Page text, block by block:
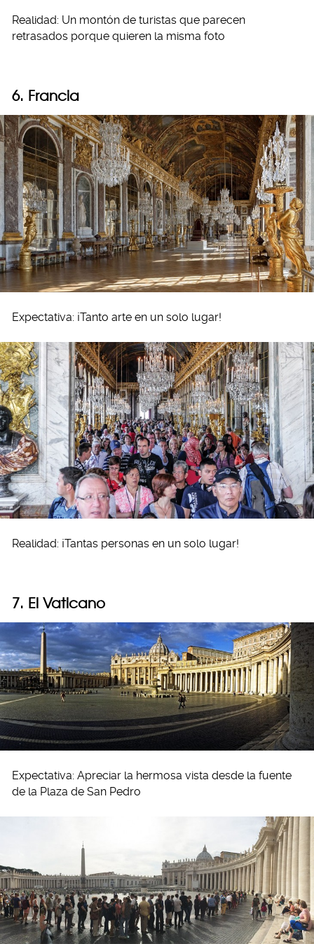
Realidad: Un montón de turistas que parecen
retrasados porque quieren la misma foto
6. Francia
Expectativa: ¡Tanto arte en un solo lugar!
Realidad: ¡Tantas personas en un solo lugar!
7. El Vaticano
Expectativa: Apreciar la hermosa vista desde la fuente
de la Plaza de San Pedro